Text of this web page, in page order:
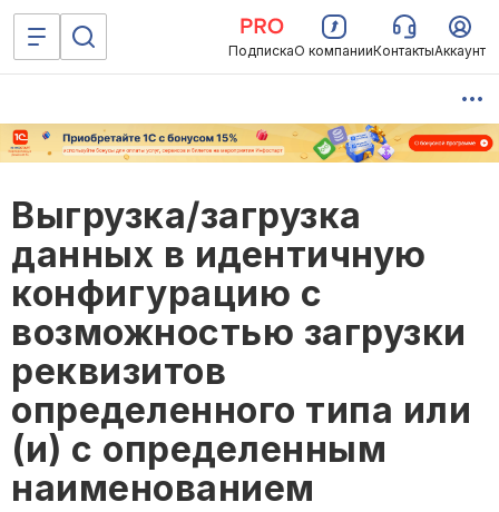
ПодпискаО компанииКонтактыАккаунт
Выгрузка/загрузка
данных в идентичную
конфигурацию с
возможностью загрузки
реквизитов
определенного типа или
(и) с определенным
наименованием